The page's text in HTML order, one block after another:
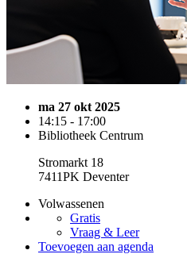
ma 27 okt 2025
14:15 - 17:00
Bibliotheek Centrum
Stromarkt 18
7411PK Deventer
Volwassenen
Gratis
Vraag & Leer
Toevoegen aan agenda